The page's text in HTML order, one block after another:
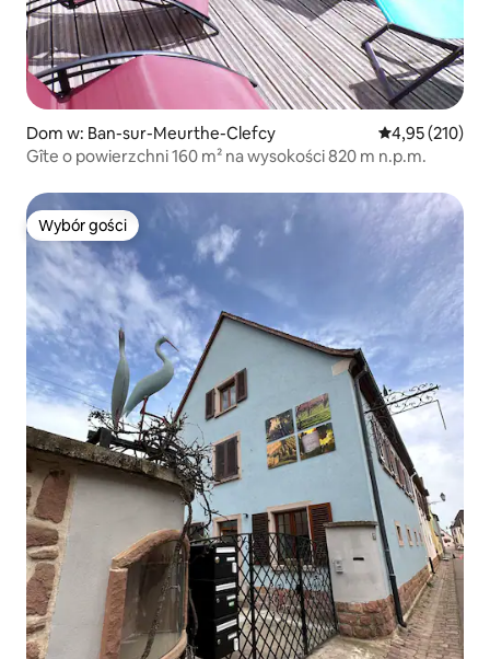
Dom w: Ban-sur-Meurthe-Clefcy Średnia
4,95 (210)
Gîte o powierzchni 160 m² na wysokości 820 m n.p.m.
Wybór gości
Wybór gości